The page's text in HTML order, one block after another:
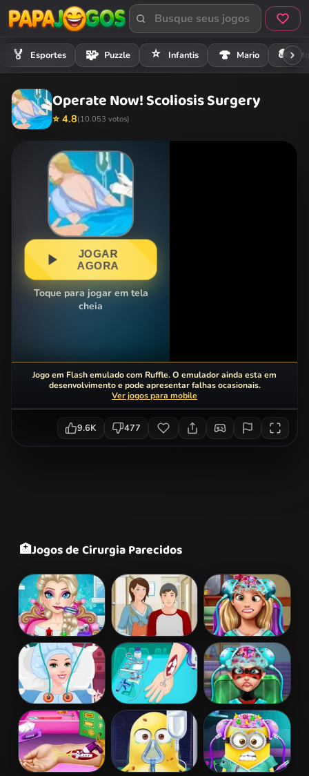
🏅 Esportes 🧩 Puzzle ⭐ Infantis 🍄 Mario 🏍️
Operate Now! Scoliosis Surgery
⭐ 4.8(10.053 votos)
JOGAR
AGORA
Toque para jogar em tela
cheia
Jogo em Flash emulado com Ruffle. O emulador ainda esta em
desenvolvimento e pode apresentar falhas ocasionais.
Ver jogos para mobile
9.6K 477
🏥Jogos de Cirurgia Parecidos
Elsa Frozen
Brain Surgery
Operate Now!
Hospital
Surgeon
Rapunzel Brain
Doctor
Barbie Kidney
Transplant
Princess Anna
Arm Surgery
Dotted Girl
Brain Doctor